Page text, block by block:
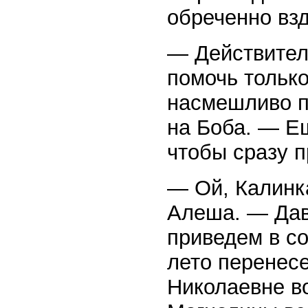
обреченно
—
помочь
насмешливо
на Боба. —
чтобы сразу
— Ой,
Алеша. —
приведем в
лето
Николаевне